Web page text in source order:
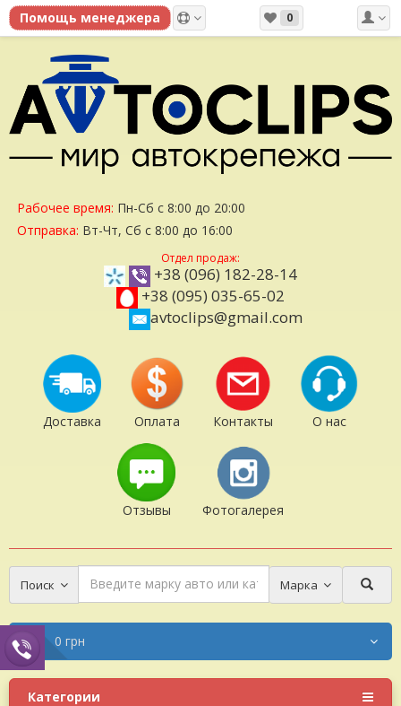
0
Рабочее время: Пн-Сб с 8:00 до 20:00
Отправка: Вт-Чт, Сб с 8:00 до 16:00
Отдел продаж:
+38 (096) 182-28-14
+38 (095) 035-65-02
avtoclips@gmail.com
Доставка Оплата Контакты О нас
Отзывы Фотогалерея
Поиск Марка
0 грн
Категории